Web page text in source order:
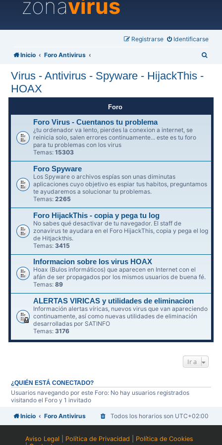
zonavirus
Identificarse
Registrarse
Inicio Foro Antivirus
Virus - Antivirus - Spyware - HijackThis -
HOAX
Foro
Foro Virus - Cuentanos tu problema
¿tu ordenador va lento, pierdes la conexion a internet, se
reinicia solo, salen errores continuamente... este es tu foro
para tu problemas con los virus
Temas:15303
Foro Spyware
Los Spyware o archivos espías son unas diminutas
aplicaciones cuyo objetivo es espiar tus habitos, preguntamos
te ayudaremos a solucionar tu problemas.
Temas:2265
Foro HijackThis - copia y pega tu log
No sabes qué desactivar de tu navegador. El staff de
zonavirus te ayudara en el Foro HijackThis, copia y pega el log
de Hitjackthis.
Temas: 3415
Informacion sobre los virus HOAX
Hoax (Bulos informáticos) que aparecen en Internet con el
afán de ser propagados por los mismos usuarios de buena fé.
Temas:89
ALERTAS VIRICAS y utilidades de eliminacion
Información alertas víricas, nuevos virus que van apareciendo
continuamente, así como nuevas utilidades de eliminación
desarrolladas por SATINFO
Temas:3176
Ir a
¿QUIÉN ESTÁ CONECTADO?
Usuarios navegando por este Foro: No hay usuarios registrados
visitando el Foro y 1 invitado
Inicio Foro Antivirus Todos los horarios son UTC+02:00
Aviso Legal Política de Privacidad
Política de Cookies